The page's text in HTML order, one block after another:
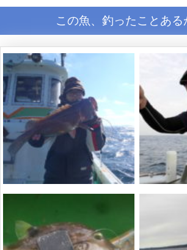
この魚、釣ったことある